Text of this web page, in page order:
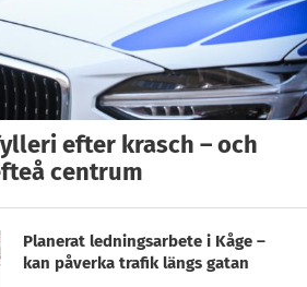
efter krasch – och
centrum
Planerat ledningsarbete i Kåge –
kan påverka trafik längs gatan